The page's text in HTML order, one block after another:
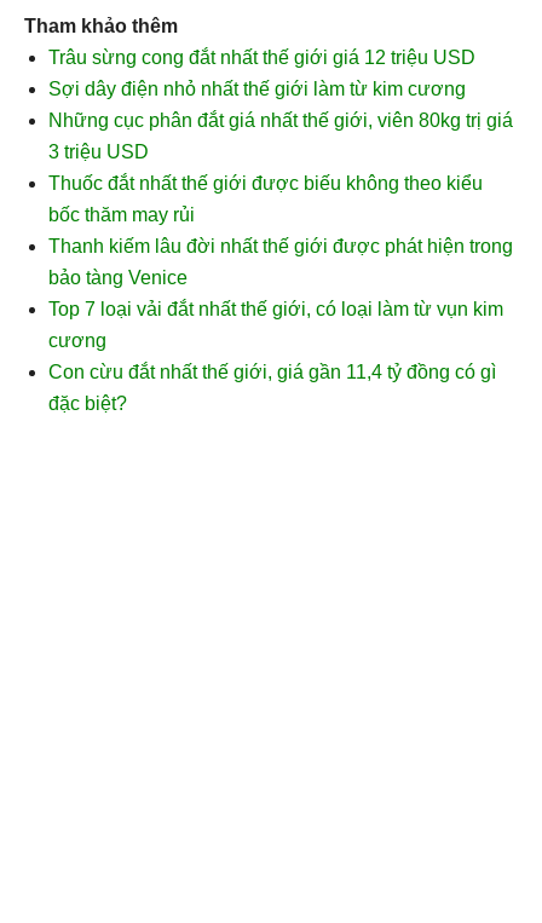
Tham khảo thêm
Trâu sừng cong đắt nhất thế giới giá 12 triệu USD
Sợi dây điện nhỏ nhất thế giới làm từ kim cương
Những cục phân đắt giá nhất thế giới, viên 80kg trị giá
3 triệu USD
Thuốc đắt nhất thế giới được biếu không theo kiểu
bốc thăm may rủi
Thanh kiếm lâu đời nhất thế giới được phát hiện trong
bảo tàng Venice
Top 7 loại vải đắt nhất thế giới, có loại làm từ vụn kim
cương
Con cừu đắt nhất thế giới, giá gần 11,4 tỷ đồng có gì
đặc biệt?